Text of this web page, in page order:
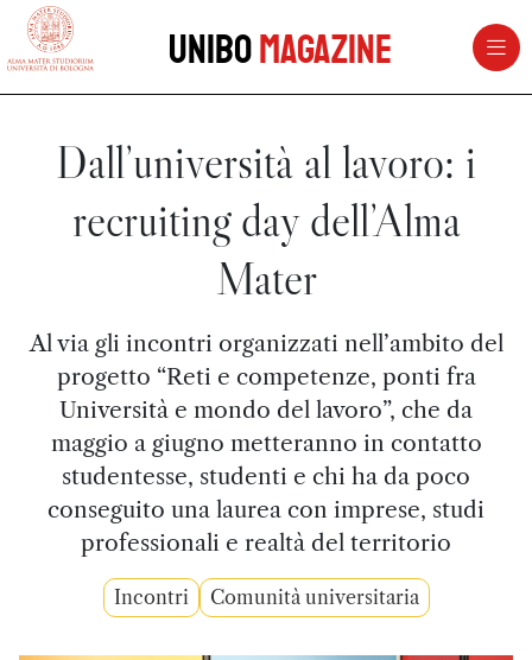
vai al contenuto della pagina
UniboMagazine
Dall’università al lavoro: i
recruiting day dell’Alma
Mater
Al via gli incontri organizzati nell’ambito del
progetto “Reti e competenze, ponti fra
Università e mondo del lavoro”, che da
maggio a giugno metteranno in contatto
studentesse, studenti e chi ha da poco
conseguito una laurea con imprese, studi
professionali e realtà del territorio
Incontri Comunità universitaria